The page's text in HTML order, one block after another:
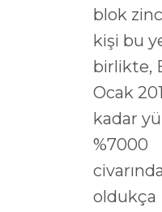
blok
kişi bu
birlikte,
Ocak
kadar
%7000
oldukça